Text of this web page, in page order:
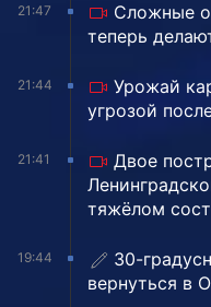
21:47
Сложные
теперь
21:44
Урожай
угрозой
21:41
Двое
тяжёлом
19:44
30-
вернуться в